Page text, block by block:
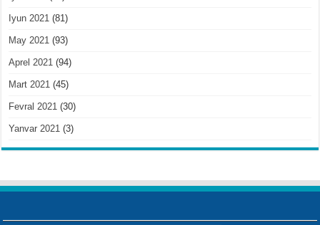
Iyun 2021 (81)
May 2021 (93)
Aprel 2021 (94)
Mart 2021 (45)
Fevral 2021 (30)
Yanvar 2021 (3)